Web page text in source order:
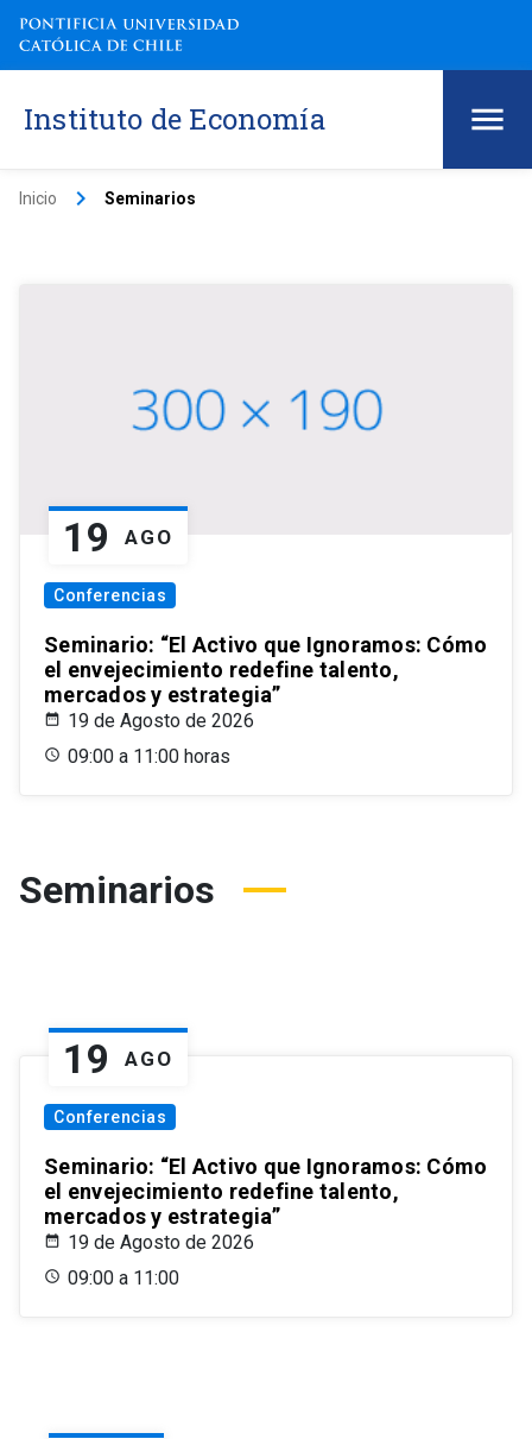
Instituto de Economía
Inicio keyboard_arrow_right Seminarios
19 AGO
Conferencias
Seminario: “El Activo que Ignoramos: Cómo
el envejecimiento redefine talento,
mercados y estrategia”
19 de Agosto de 2026
09:00 a 11:00 horas
Seminarios
19 AGO
Conferencias
Seminario: “El Activo que Ignoramos: Cómo
el envejecimiento redefine talento,
mercados y estrategia”
19 de Agosto de 2026
09:00 a 11:00